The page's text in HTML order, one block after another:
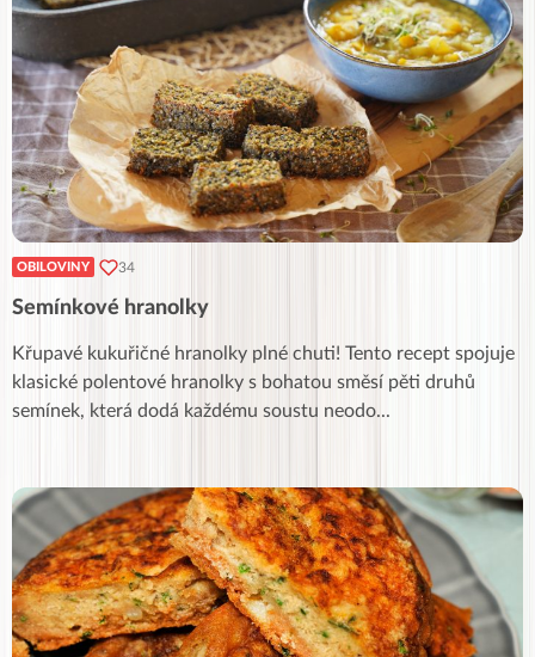
OBILOVINY 34
Semínkové hranolky
Křupavé kukuřičné hranolky plné chuti! Tento recept spojuje
klasické polentové hranolky s bohatou směsí pěti druhů
semínek, která dodá každému soustu neodo...